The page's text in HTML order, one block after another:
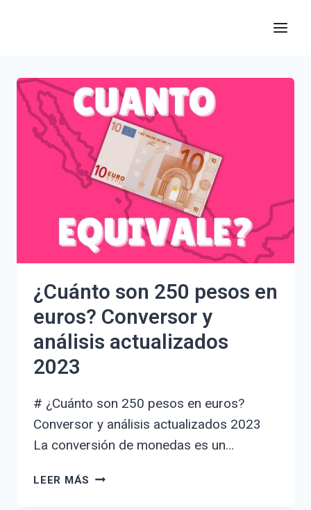
¿Cuánto son 250 pesos en
euros? Conversor y
análisis actualizados
2023
# ¿Cuánto son 250 pesos en euros?
Conversor y análisis actualizados 2023
La conversión de monedas es un…
LEER MÁS ¿CUÁNTO